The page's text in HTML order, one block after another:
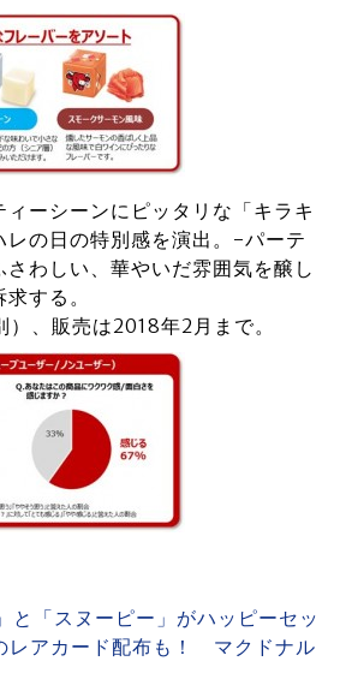
ーシーンにピッタリな「キラキ
レの日の特別感を演出。-パーテ
さわしい、華やいだ雰囲気を醸し
する。
、販売は2018年2月まで。
と「スヌーピー」がハッピーセッ
レアカード配布も！ マクドナル